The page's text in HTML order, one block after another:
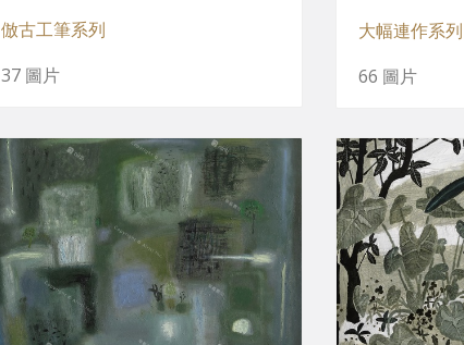
倣古工筆系列
37 圖片
大幅連作系列
66 圖片